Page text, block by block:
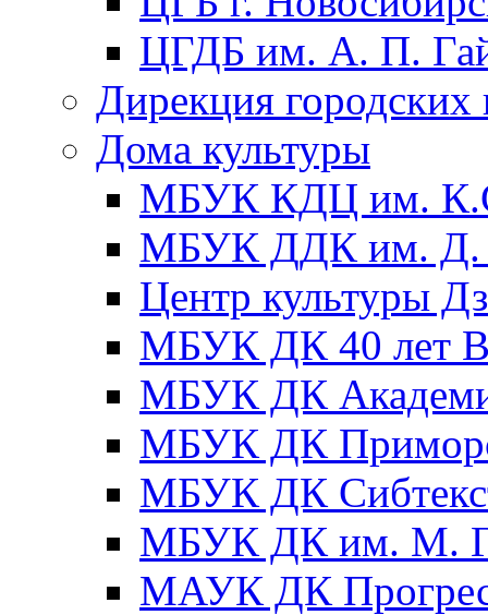
ЦГДБ им. А. П.
Дирекция городских
Дома культуры
МБУК КДЦ им.
МБУК ДДК им. Д.
Центр культуры
МБУК ДК 40 лет
МБУК ДК
МБУК ДК
МБУК ДК
МБУК ДК им. М.
МАУК ДК